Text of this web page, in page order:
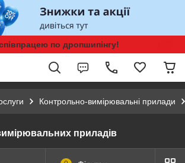
по дропшипінгу!
Контрольно-вимірювальні прилади
приладів